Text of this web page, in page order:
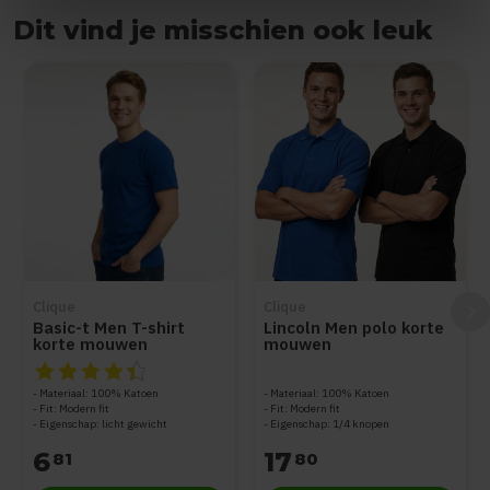
Dit vind je misschien ook leuk
Basic-t Men T-shirt
korte mouwen
De beoordeling van dit product is
Materiaal: 100% Katoen
Fit: Modern fit
Eigenschap: licht gewicht
681
Lincoln Men polo korte
mouwen
Materiaal: 100% Katoen
Fit: Modern fit
Eigenschap: 1/4 knopen
17 80